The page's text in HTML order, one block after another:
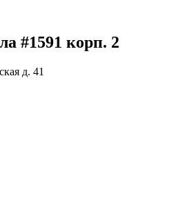
#1591 корп. 2
д. 41